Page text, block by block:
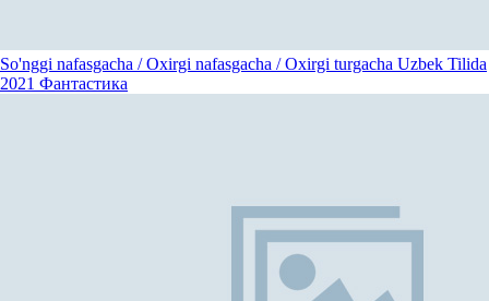
So'nggi nafasgacha / Oxirgi nafasgacha / Oxirgi turgacha Uzbek Tilida
2021 Фантастика